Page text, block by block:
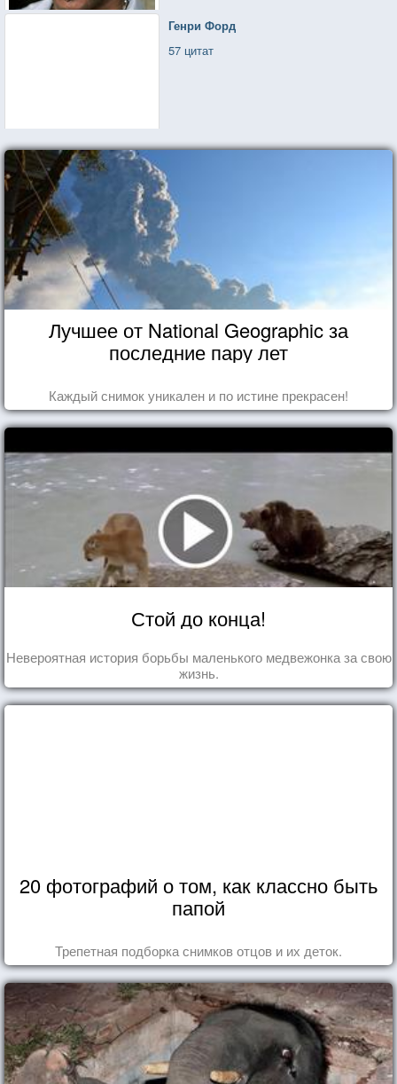
Генри Форд
57 цитат
Лучшее от National Geographic за
последние пару лет
Каждый снимок уникален и по истине прекрасен!
Стой до конца!
Невероятная история борьбы маленького медвежонка за свою
жизнь.
20 фотографий о том, как классно быть
папой
Трепетная подборка снимков отцов и их деток.